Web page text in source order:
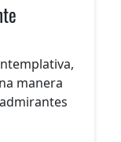
manera